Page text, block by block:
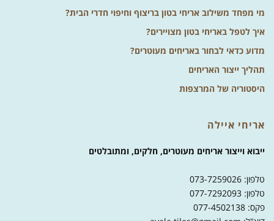
מי מפחד משילוב אריחי בטון בריצוף וחיפוי חדרי הבית?
איך לטפל באריחי בטון מצויירים?
מדוע כדאי לבחור באריחים מעוטרים?
תהליך ייצור האריחים
היסטוריה של המרצפות
אריחי איילה
ייבוא וייצור אריחים מעוטרים, חלקים, ומתובלטים
טלפון: 073-7259026
טלפון: 077-7292093
פקס: 077-4502138